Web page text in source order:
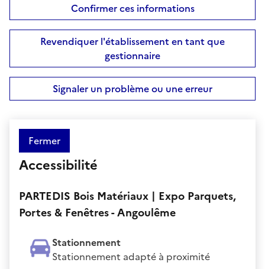
Confirmer ces informations
Revendiquer l'établissement en tant que
gestionnaire
Signaler un problème ou une erreur
Fermer
Accessibilité
PARTEDIS Bois Matériaux | Expo Parquets,
Portes & Fenêtres - Angoulême
Stationnement
Stationnement adapté à proximité